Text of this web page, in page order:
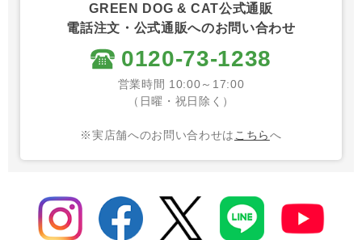
GREEN DOG & CAT公式通販
電話注文・公式通販へのお問い合わせ
0120-73-1238
営業時間 10:00～17:00
（日曜・祝日除く）
※実店舗へのお問い合わせは こちらへ